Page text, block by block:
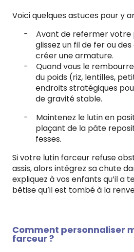
Voici quelques astuces pour y
-
Avant de refermer votre
glissez un fil de fer ou
créer une armature.
-
Quand vous le
du poids (riz, lentilles,
endroits stratégiques
de gravité stable.
-
Maintenez le lutin en
plaçant de la pâte
fesses.
Si votre lutin farceur refuse
assis, alors intégrez sa chute
expliquez à vos enfants qu’il a
bêtise qu’il est tombé à la
Comment personnaliser
farceur ?